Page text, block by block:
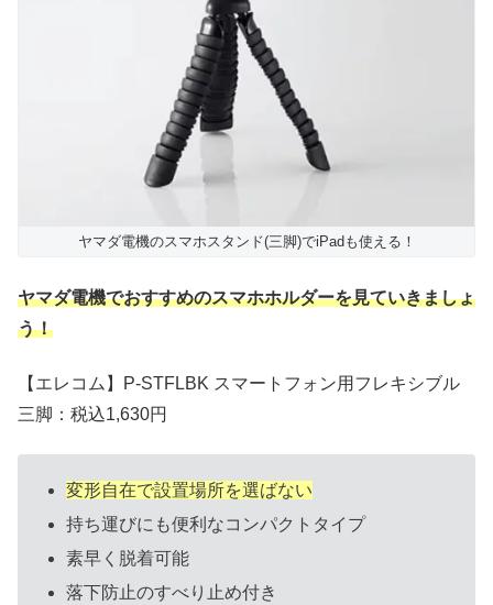
ヤマダ電機のスマホスタンド(三脚)でiPadも使える！
ヤマダ電機でおすすめのスマホホルダーを見ていきましょ
う！
【エレコム】P-STFLBK スマートフォン用フレキシブル
三脚：税込1,630円
変形自在で設置場所を選ばない
持ち運びにも便利なコンパクトタイプ
素早く脱着可能
落下防止のすべり止め付き